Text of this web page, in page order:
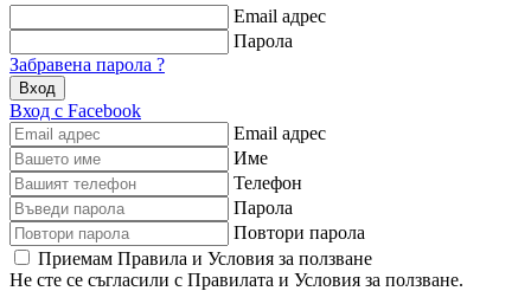
Email адрес
Парола
Забравена парола ?
Вход
Вход с Facebook
Email адрес
Име
Телефон
Парола
Повтори парола
Приемам Правила и Условия за ползване
Не сте се съгласили с Правилата и Условия за ползване.